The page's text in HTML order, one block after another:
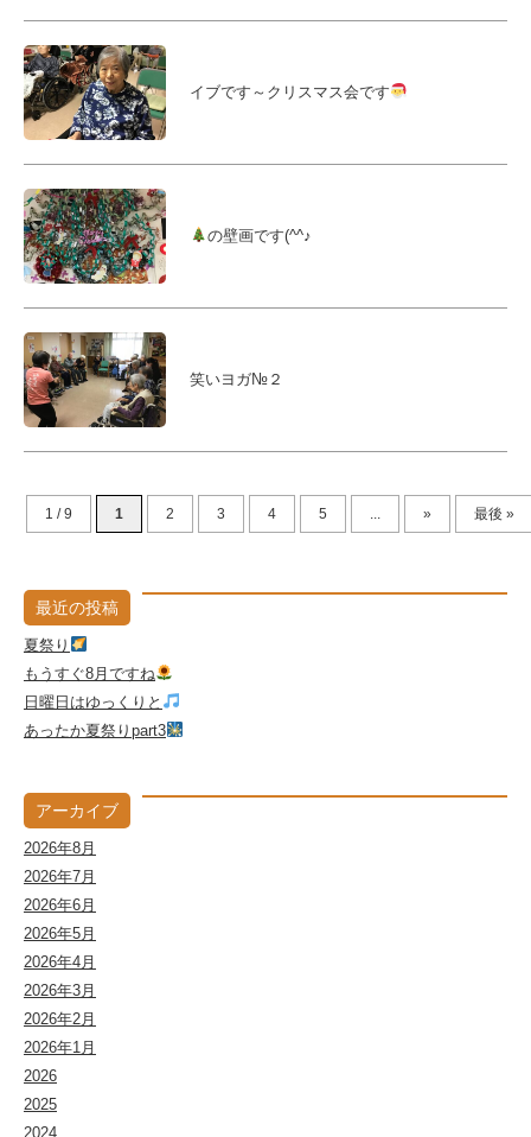
イブです～クリスマス会です
の壁画です(^^♪
笑いヨガ№２
1 / 9 1 2 3 4 5 » 最後 »
最近の投稿
夏祭り
もうすぐ8月ですね
日曜日はゆっくりと
あったか夏祭りpart3
アーカイブ
2026年8月
2026年7月
2026年6月
2026年5月
2026年4月
2026年3月
2026年2月
2026年1月
2026
2025
2024